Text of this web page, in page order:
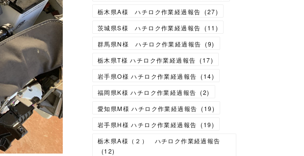
栃木県A様 ハチロク作業経過報告 (27)
茨城県S様 ハチロク作業経過報告 (11 )
群馬県N様 ハチロク作業経過報告 (9)
栃木県T様 ハチロク作業経過報告 (17)
岩手県O様 ハチロク作業経過報告 (14)
福岡県K様 ハチロク作業経過報告 (2)
愛知県M様 ハチロク作業経過報告 (19)
岩手県H様 ハチロク作業経過報告 (19)
栃木県A様（２） ハチロク作業経過報告
(12)